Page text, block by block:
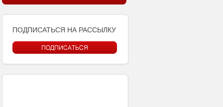
ПОДПИСАТЬСЯ НА РАССЫЛКУ